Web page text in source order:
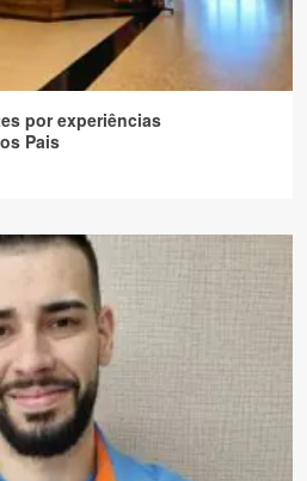
por experiências
Pais